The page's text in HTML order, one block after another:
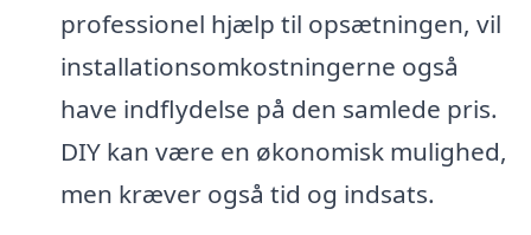
professionel hjælp til opsætningen, vil
installationsomkostningerne også
have indflydelse på den samlede pris.
DIY kan være en økonomisk mulighed,
men kræver også tid og indsats.